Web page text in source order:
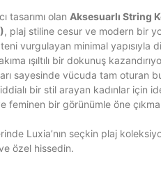
tasarımı olan Aksesuarlı String
, plaj stiline cesur ve modern bir
vurgulayan minimal yapısıyla
ışıltılı bir dokunuş
sayesinde vücuda tam oturan
bir stil arayan kadınlar için
feminen bir görünümle öne
Luxia’nın seçkin plaj
özel hissedin.